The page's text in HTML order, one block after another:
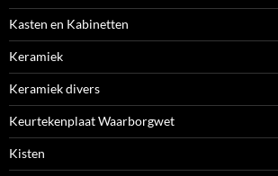
Kasten en Kabinetten
Keramiek
Keramiek divers
Keurtekenplaat Waarborgwet
Kisten